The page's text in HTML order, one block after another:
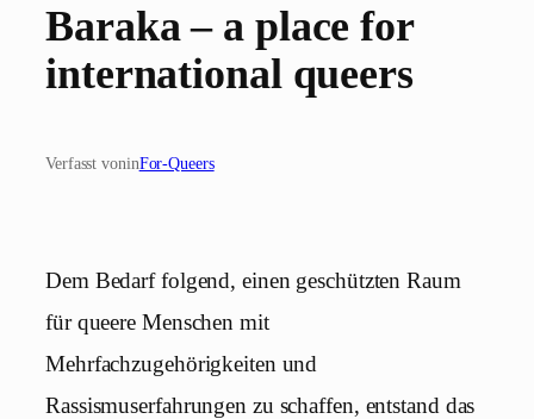
Baraka – a place for
international queers
Verfasst voninFor-Queers
Dem Bedarf folgend, einen geschützten Raum
für queere Menschen mit
Mehrfachzugehörigkeiten und
Rassismuserfahrungen zu schaffen, entstand das